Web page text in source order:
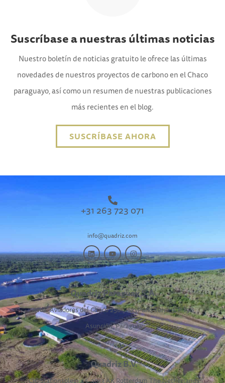
Suscríbase a nuestras últimas noticias
Nuestro boletín de noticias gratuito le ofrece las últimas
novedades de nuestros proyectos de carbono en el Chaco
paraguayo, así como un resumen de nuestras publicaciones
más recientes en el blog.
SUSCRÍBASE AHORA
+31 263 723 071
info@quadriz.com
Quadriz Paraguay S.A.
Avda. Aviadores del Chaco 2581,SkyPark, Torre 3, P 19B,
Asunción, Paraguay
Quadriz B.V.
CIC Stationsplein 45, 3013 AK Rotterdam The Netherlands